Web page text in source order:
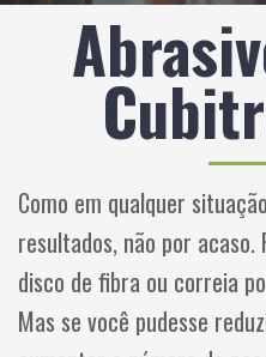
Como em qualquer
resultados, não por
disco de fibra ou correia
Mas se você pudesse